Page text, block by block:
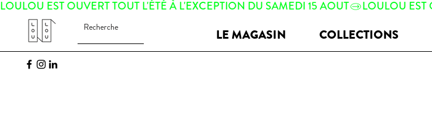
LE MAGASIN COLLECTIONS
LOULOU EST OUVERT TOUT L'ÉTÉ À L'EXCEPTION DU SAMEDI 15 AOUT